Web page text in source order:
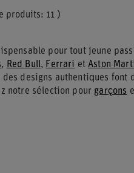
produits: 11 )
pour tout jeune
, Red Bull, Ferrari etAston
designs authentiques
notre sélection pour garçons